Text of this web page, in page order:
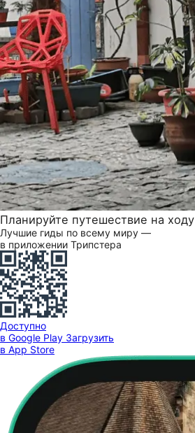
Планируйте путешествие на ходу
Лучшие гиды по всему миру —
в приложении Трипстера
Доступно
в Google Play Загрузить
в App Store